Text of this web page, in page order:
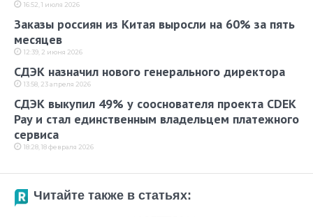
16:52, 1 июля 2026
Заказы россиян из Китая выросли на 60% за пять
месяцев
12:39, 2 июня 2026
СДЭК назначил нового генерального директора
13:58, 23 апреля 2026
СДЭК выкупил 49% у сооснователя проекта CDEK
Pay и стал единственным владельцем платежного
сервиса
18:28, 18 февраля 2026
Читайте также в статьях: